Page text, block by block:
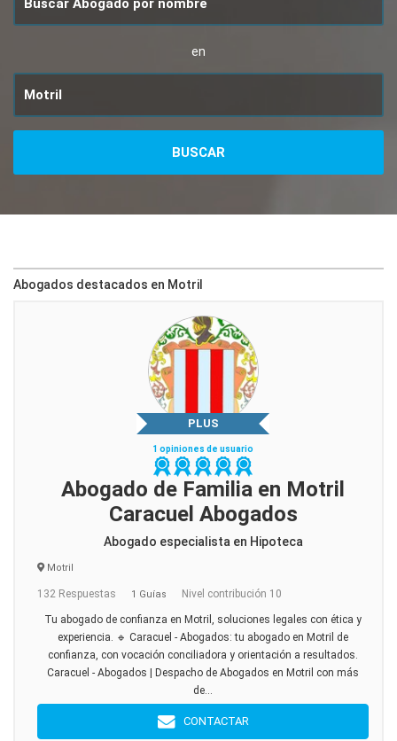
en
Abogados destacados en Motril
PLUS
1 opiniones de usuario
Abogado de Familia en Motril
Caracuel Abogados
Abogado especialista en Hipoteca
Motril
132 Respuestas 1 Guías Nivel contribución 10
Tu abogado de confianza en Motril, soluciones legales con ética y
experiencia. 🔹 Caracuel - Abogados: tu abogado en Motril de
confianza, con vocación conciliadora y orientación a resultados.
Caracuel - Abogados | Despacho de Abogados en Motril con más
de...
CONTACTAR